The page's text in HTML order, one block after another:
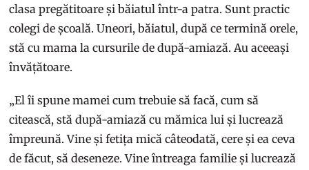
clasa pregătitoare și băiatul într-a patra. Sunt practic
colegi de școală. Uneori, băiatul, după ce termină orele,
stă cu mama la cursurile de după-amiază. Au aceeași
învățătoare.
„El îi spune mamei cum trebuie să facă, cum să
citească, stă după-amiază cu mămica lui și lucrează
împreună. Vine și fetița mică câteodată, cere și ea ceva
de făcut, să deseneze. Vine întreaga familie și lucrează